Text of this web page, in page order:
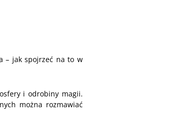
– jak spojrzeć na to w
i odrobiny magii.
można rozmawiać